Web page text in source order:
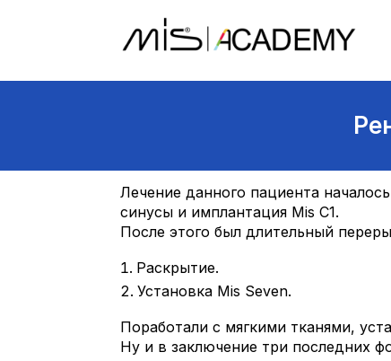
Лечение данного пациента
синусы и имплантация Mis C1.
После этого был длительный
Раскрытие.
Установка Mis Seven.
Поработали с мягкими тканями,
Ну и в заключение три последних